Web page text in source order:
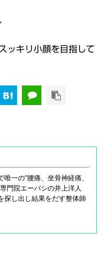
ッキリ小顔を目指して
一の”腰痛、坐骨神経痛、
門院エーパシの井上洋人
探し出し結果をだす整体師